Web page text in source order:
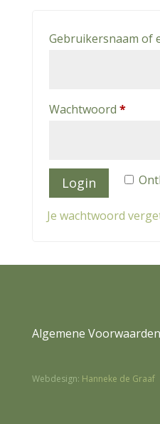
Gebruikersnaam of
Wachtwoord *Vereist
Login
Je wachtwoord
Algemene Voorwaarden
Webdesign: Hanneke de Graaf